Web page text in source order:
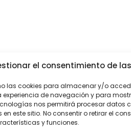
el consentimiento de
las cookies para almacenar y/o
experiencia de navegación y para
nos permitirá procesar datos
este sitio. No consentir o retirar el
y funciones.